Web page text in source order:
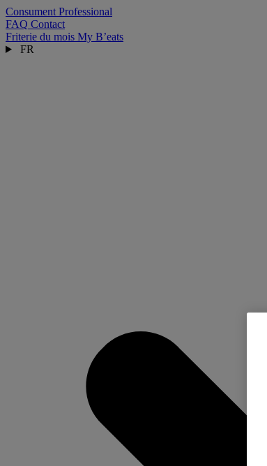
Consument Professional
FAQ Contact
Friterie du mois My B’eats
FR